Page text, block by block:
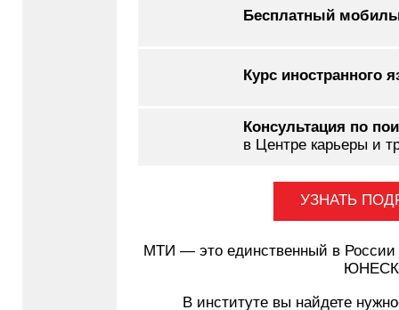
Бесплатный
Курс иностранного
Консультация по
в Центре карьеры и
УЗНАТЬ
МТИ — это единственный в России
В институте вы найдете